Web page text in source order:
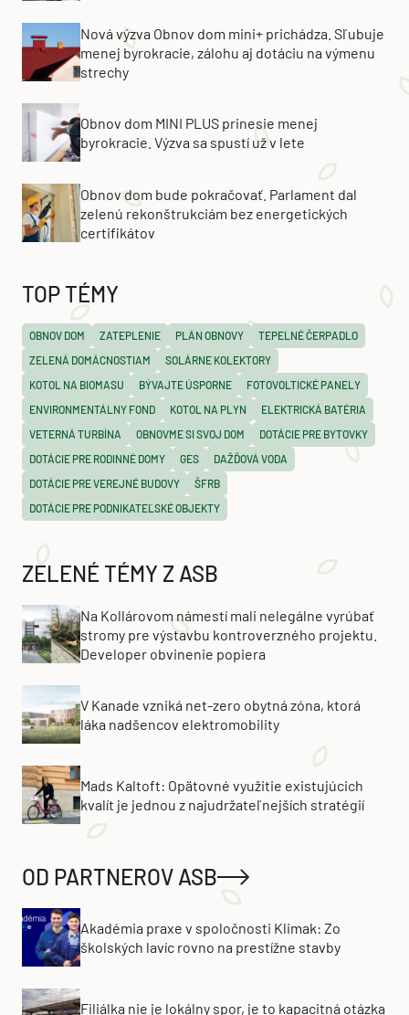
Nová výzva Obnov dom mini+ prichádza. Sľubuje
menej byrokracie, zálohu aj dotáciu na výmenu
strechy
Obnov dom MINI PLUS prinesie menej
byrokracie. Výzva sa spustí už v lete
Obnov dom bude pokračovať. Parlament dal
zelenú rekonštrukciám bez energetických
certifikátov
TOP TÉMY
OBNOV DOM ZATEPLENIE PLÁN OBNOVY
TEPELNÉ ČERPADLO
ZELENÁ DOMÁCNOSTIAM
SOLÁRNE KOLEKTORY
KOTOL NA BIOMASU
BÝVAJTE ÚSPORNE
FOTOVOLTICKÉ PANELY
ENVIRONMENTÁLNY FOND
KOTOL NA PLYN
ELEKTRICKÁ BATÉRIA
VETERNÁ TURBÍNA
OBNOVME SI SVOJ DOM
DOTÁCIE PRE BYTOVKY
DOTÁCIE PRE RODINNÉ DOMY
GES
DAŽĎOVÁ VODA
DOTÁCIE PRE VEREJNÉ BUDOVY
ŠFRB
DOTÁCIE PRE PODNIKATEĽSKÉ OBJEKTY
ZELENÉ TÉMY Z ASB
Na Kollárovom námestí mali nelegálne vyrúbať
stromy pre výstavbu kontroverzného projektu.
Developer obvinenie popiera
V Kanade vzniká net-zero obytná zóna, ktorá
láka nadšencov elektromobility
Mads Kaltoft: Opätovné využitie existujúcich
kvalít je jednou z najudržateľnejších stratégií
OD PARTNEROV ASB
Akadémia praxe v spoločnosti Klimak: Zo
školských lavíc rovno na prestížne stavby
Filiálka nie je lokálny spor, je to kapacitná otázka